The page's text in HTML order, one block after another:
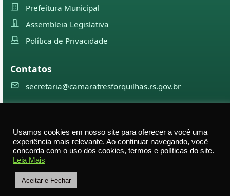
Prefeitura Municipal
Assembleia Legislativa
Política de Privacidade
Contatos
secretaria@camaratresforquilhas.rs.gov.br
direitos reservados
Av. Professor Justino Alberto Tietbohl, 498 – Centro –
Usamos cookies em nosso site para oferecer a você uma
experiência mais relevante. Ao continuar navegando, você
concorda com o uso dos cookies, termos e políticas do site.
Leia Mais
Aceitar e Fechar